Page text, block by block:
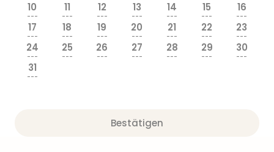
10
---
11
---
12
---
13
---
14
---
15
---
16
---
17
---
18
---
19
---
20
---
21
---
22
---
23
---
24
---
25
---
26
---
27
---
28
---
29
---
30
---
31
---
Bestätigen